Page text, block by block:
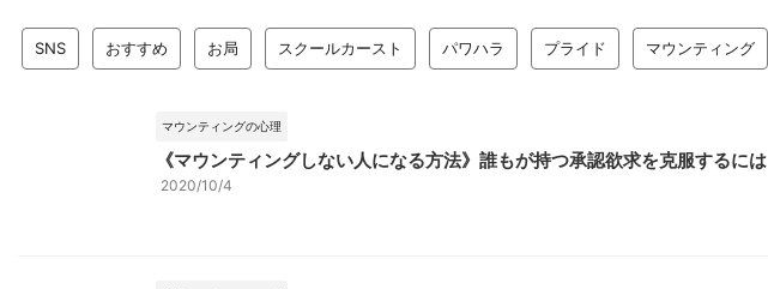
SNS おすすめ お局 スクールカースト パワハラ プライド マウンティング
マウンティングの心理
《マウンティングしない人になる方法》誰もが持つ承認欲求を克服するには
2020/10/4